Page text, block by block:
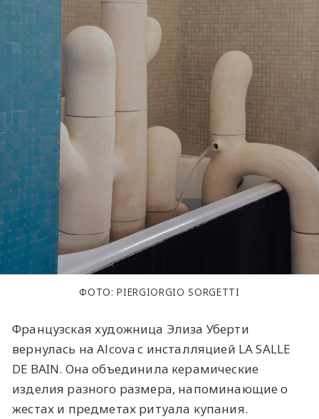
ФОТО: PIERGIORGIO SORGETTI
Французская художница Элиза Уберти
вернулась на Alcova с инсталляцией LA SALLE
DE BAIN. Она объединила керамические
изделия разного размера, напоминающие о
жестах и предметах ритуала купания.